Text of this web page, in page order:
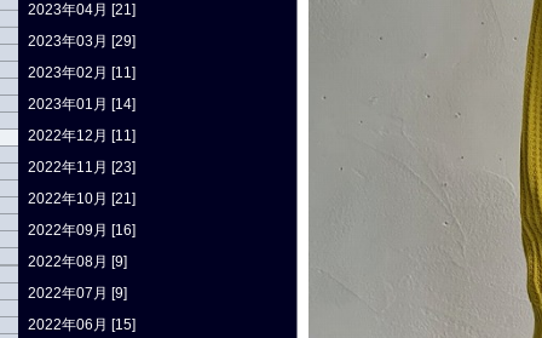
2023年04月 [21]
2023年03月 [29]
2023年02月 [11]
2023年01月 [14]
2022年12月 [11]
2022年11月 [23]
2022年10月 [21]
2022年09月 [16]
2022年08月 [9]
2022年07月 [9]
2022年06月 [15]